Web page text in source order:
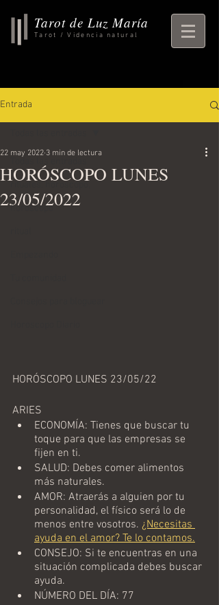
Tarot de Luz María
Tarot / Videncia natural
Entrada
horoscopo
HORÓSCOPO LUNES
23/05/2022
22 may 2022 3 min de lectura
HORÓSCOPO LUNES 23/05/22
ARIES
ECONOMÍA: Tienes que buscar tu
toque para que las empresas se
fijen en ti.
SALUD: Debes comer alimentos
más naturales.
AMOR: Atraerás a alguien por tu
personalidad, el físico será lo de
menos entre vosotros. ¿Necesitas
ayuda en el amor? Te lo contamos.
CONSEJO: Si te encuentras en una
situación complicada debes buscar
ayuda.
NÚMERO DEL DÍA: 77